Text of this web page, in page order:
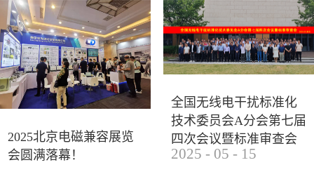
研讨及产品展示等多种形式，深入交流行业见解，踊
跃探索合作空间，为电磁兼容领域的高质量发展汇聚
了新动能。产品展示展会现场，公司展示了...
2025北京电磁兼容展览
会圆满落幕！
全国无线电干扰标准化
技术委员会A分会第七届
四次会议暨标准审查会
成功举办
2025 - 05 - 15